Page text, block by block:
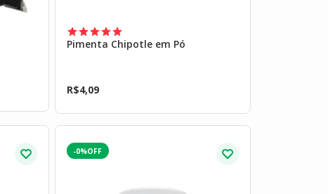
Pimenta Chipotle em Pó
R$4,09
-0%